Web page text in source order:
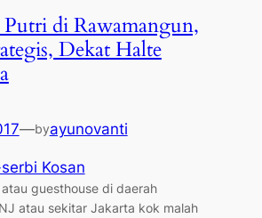
di Rawamangun,
Dekat Halte
—byayunovanti
Kosan
guesthouse di daerah
atau sekitar Jakarta kok malah